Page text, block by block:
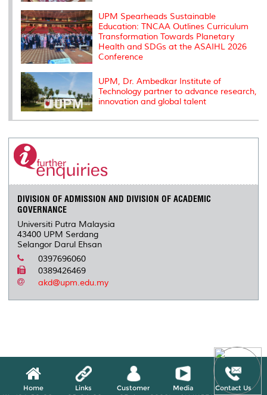
UPM Spearheads Sustainable
Education: TNCAA Outlines Curriculum
Transformation Towards Planetary
Health and SDGs at the ASAIHL 2026
Conference
UPM, Dr. Ambedkar Institute of
Technology partner to advance research,
innovation and global talent
DIVISION OF ADMISSION AND DIVISION OF ACADEMIC
GOVERNANCE
Universiti Putra Malaysia
43400 UPM Serdang
Selangor Darul Ehsan
0397696060
0389426469
akd@upm.edu.my
Home Links Customer Media Contact Us